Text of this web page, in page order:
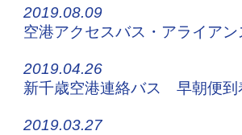
2019.08.09
2019.04.26
2019.03.27